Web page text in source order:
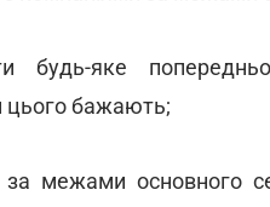
будь-яке
цього бажають;
за межами основного